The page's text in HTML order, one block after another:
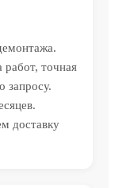
работ, точная
запросу.
доставку